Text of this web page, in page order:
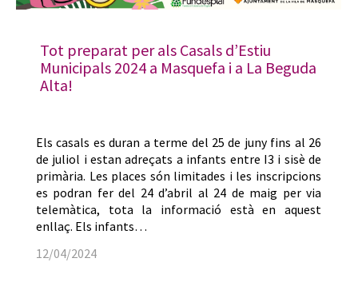
Tot preparat per als Casals d’Estiu
Municipals 2024 a Masquefa i a La Beguda
Alta!
Els casals es duran a terme del 25 de juny fins al 26
de juliol i estan adreçats a infants entre I3 i sisè de
primària. Les places són limitades i les inscripcions
es podran fer del 24 d’abril al 24 de maig per via
telemàtica, tota la informació està en aquest
enllaç. Els infants…
12/04/2024